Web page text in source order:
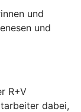
und
und
R+V
dabei,